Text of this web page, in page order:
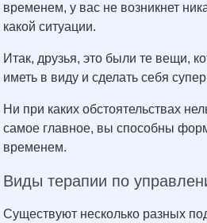
временем, у вас не возникнет
какой ситуации.
Итак, друзья, это были те вещи,
иметь в виду и сделать себя
Ни при каких обстоятельствах
самое главное, вы способны
временем.
Виды терапии по
Существуют несколько разных